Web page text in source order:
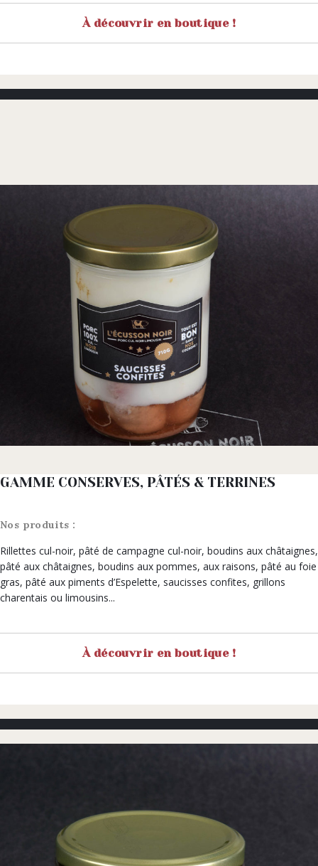
À découvrir en boutique !
GAMME CONSERVES, PÂTÉS & TERRINES
Nos produits :
Rillettes cul-noir, pâté de campagne cul-noir, boudins aux châtaignes,
pâté aux châtaignes, boudins aux pommes, aux raisons, pâté au foie
gras, pâté aux piments d’Espelette, saucisses confites, grillons
charentais ou limousins...
À découvrir en boutique !